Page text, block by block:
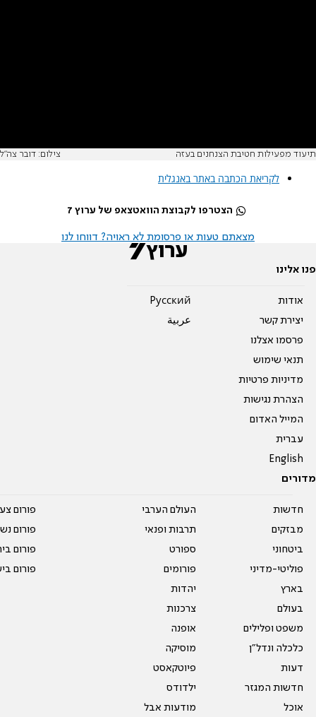
תיעוד מפעילות חטיבת הצנחנים בעזה צילום: דובר צה"ל
לקריאת הכתבה באתר באנגלית
הצטרפו לקבוצת הוואטצאפ של ערוץ 7
מצאתם טעות או פרסומת לא ראויה? דווחו לנו
פנו אלינו
אודות
יצירת קשר
פרסמו אצלנו
תנאי שימוש
מדיניות פרטיות
הצהרת נגישות
המייל האדום
עברית
English
Pусский
عربية
מדורים
חדשות
מבזקים
ביטחוני
פוליטי-מדיני
בארץ
בעולם
משפט ופלילים
כלכלה ונדל"ן
דעות
חדשות המגזר
אוכל
העולם הערבי
תרבות ופנאי
ספורט
פורומים
יהדות
צרכנות
אופנה
מוסיקה
פיוטקאסט
ילדודס
מודעות אבל
פורום
פורום
פורום
פורום